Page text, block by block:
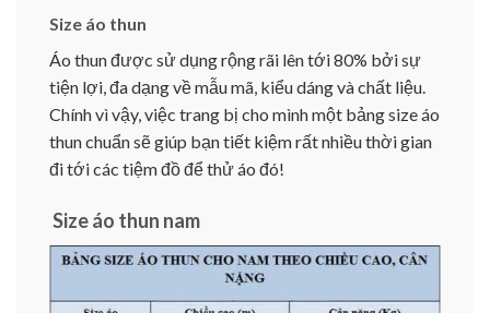
Size áo thun
Áo thun được sử dụng rộng rãi lên tới 80% bởi sự
tiện lợi, đa dạng về mẫu mã, kiểu dáng và chất liệu.
Chính vì vậy, việc trang bị cho mình một bảng size áo
thun chuẩn sẽ giúp bạn tiết kiệm rất nhiều thời gian
đi tới các tiệm đồ để thử áo đó!
Size áo thun nam